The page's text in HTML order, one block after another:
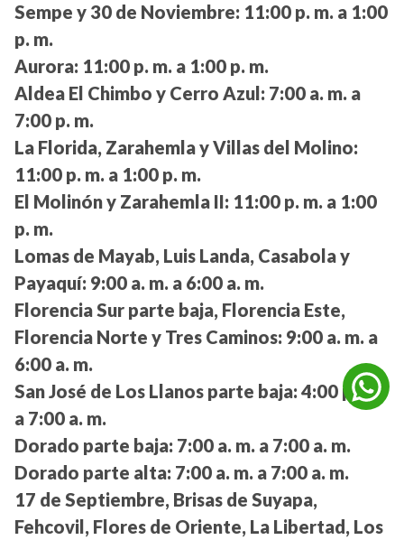
Sempe y 30 de Noviembre: 11:00 p. m. a 1:00
p. m.
Aurora: 11:00 p. m. a 1:00 p. m.
Aldea El Chimbo y Cerro Azul: 7:00 a. m. a
7:00 p. m.
La Florida, Zarahemla y Villas del Molino:
11:00 p. m. a 1:00 p. m.
El Molinón y Zarahemla II: 11:00 p. m. a 1:00
p. m.
Lomas de Mayab, Luis Landa, Casabola y
Payaquí: 9:00 a. m. a 6:00 a. m.
Florencia Sur parte baja, Florencia Este,
Florencia Norte y Tres Caminos: 9:00 a. m. a
6:00 a. m.
San José de Los Llanos parte baja: 4:00 p. m.
a 7:00 a. m.
Dorado parte baja: 7:00 a. m. a 7:00 a. m.
Dorado parte alta: 7:00 a. m. a 7:00 a. m.
17 de Septiembre, Brisas de Suyapa,
Fehcovil, Flores de Oriente, La Libertad, Los